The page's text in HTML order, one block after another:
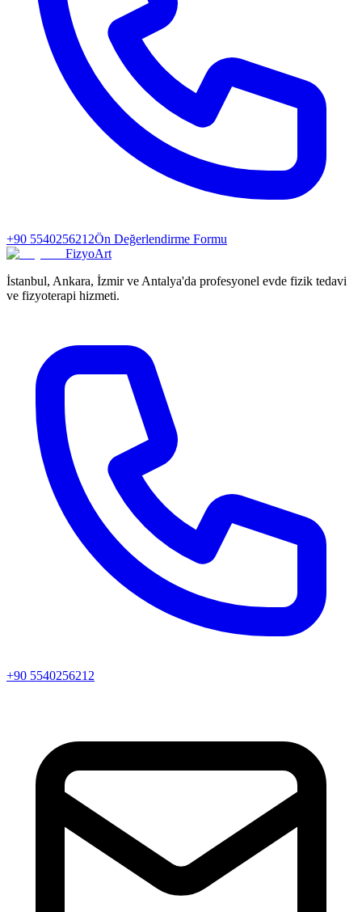
+90 5540256212Ön Değerlendirme Formu
FizyoArt
İstanbul, Ankara, İzmir ve Antalya'da profesyonel evde fizik tedavi
ve fizyoterapi hizmeti.
+90 5540256212